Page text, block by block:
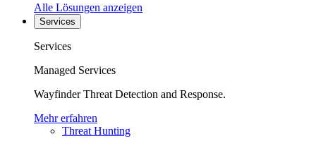
Alle Lösungen anzeigen
Services
Services
Managed Services
Wayfinder Threat Detection and Response.
Mehr erfahren
Threat Hunting